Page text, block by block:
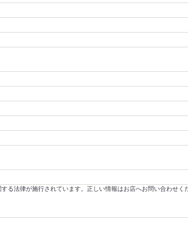
る法律が施行されています。正しい情報はお店へお問い合わせく